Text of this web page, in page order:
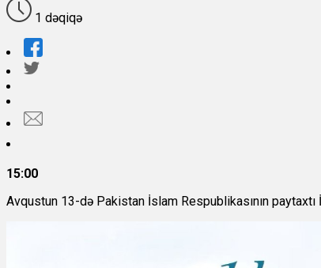
1 dəqiqə
15:00
Avqustun 13-də Pakistan İslam Respublikasının